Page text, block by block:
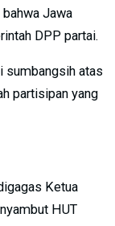
Jawa
DPP partai.
sumbangsih atas
partisipan yang
Ketua
HUT